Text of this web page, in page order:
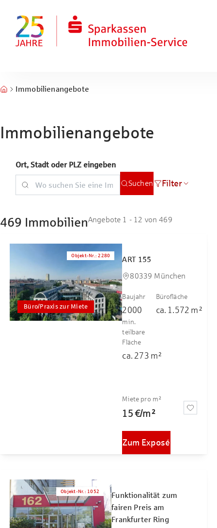
Zum Fuß springen
Immobilienangebote
Immobilienangebote
Ort, Stadt oder PLZ eingeben
Suchen Filter
469 ImmobilienAngebote 1 - 12 von 469
Büro/Praxis zur Miete
Objekt-Nr. :2280
ART 155
80339 München
Baujahr
2000
Bürofläche
ca. 1.572 m²
min.
teilbare
Fläche
ca. 273 m²
Miete pro m²
15 €/m²
Zum Exposé
Objekt-Nr. : 1052
Funktionalität zum
fairen Preis am
Frankfurter Ring